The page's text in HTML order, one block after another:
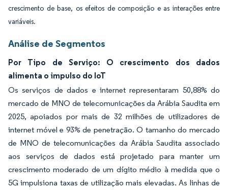
crescimento de base, os efeitos de composição e as interações entre
variáveis.
Análise de Segmentos
Por Tipo de Serviço: O crescimento dos dados
alimenta o impulso do IoT
Os serviços de dados e internet representaram 50,88% do
mercado de MNO de telecomunicações da Arábia Saudita em
2025, apoiados por mais de 32 milhões de utilizadores de
internet móvel e 93% de penetração. O tamanho do mercado
de MNO de telecomunicações da Arábia Saudita associado
aos serviços de dados está projetado para manter um
crescimento moderado de um dígito médio à medida que o
5G impulsiona taxas de utilização mais elevadas. As linhas de